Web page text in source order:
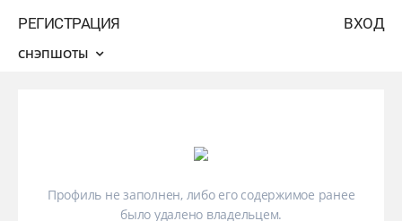
ВХОД
РЕГИСТРАЦИЯ
СНЭПШОТЫ
Профиль не заполнен, либо его содержимое ранее
было удалено владельцем.